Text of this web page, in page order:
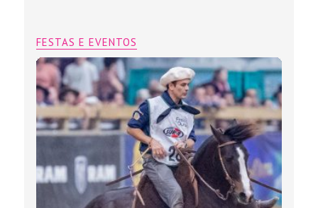
FESTAS E EVENTOS